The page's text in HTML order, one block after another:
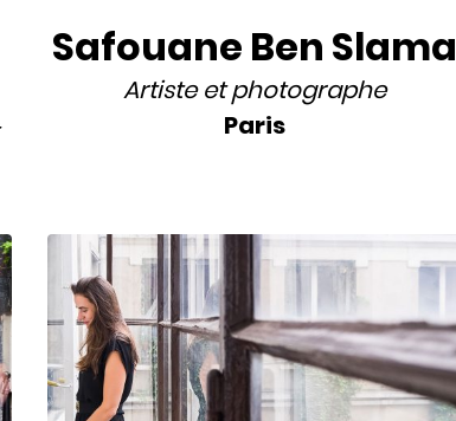
Safouane Ben Slama
Artisteetphotographe
Paris